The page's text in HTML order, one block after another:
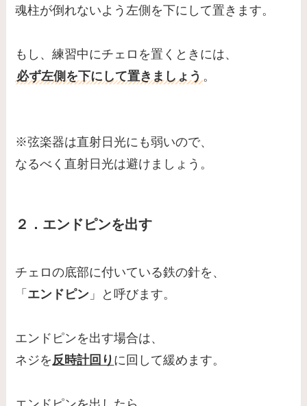
魂柱が倒れないよう左側を下にして置きます。
もし、練習中にチェロを置くときには、
必ず左側を下にして置きましょう 。
※弦楽器は直射日光にも弱いので、
なるべく直射日光は避けましょう。
２．エンドピンを出す
チェロの底部に付いている鉄の針を、
「 エンドピン 」と呼びます。
エンドピンを出す場合は、
ネジを 反時計回り に回して緩めます。